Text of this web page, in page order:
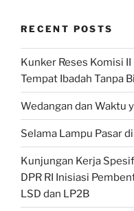
RECENT POSTS
Kunker Reses Komisi
Tempat Ibadah Tanpa
Wedangan dan Waktu
Selama Lampu Pasar
Kunjungan Kerja
DPR RI Inisiasi
LSD dan LP2B